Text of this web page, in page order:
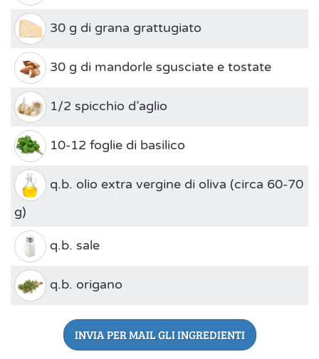
30 g di grana grattugiato
30 g di mandorle sgusciate e tostate
1/2 spicchio d’aglio
10-12 foglie di basilico
q.b. olio extra vergine di oliva (circa 60-70
g)
q.b. sale
q.b. origano
INVIA PER MAIL GLI INGREDIENTI